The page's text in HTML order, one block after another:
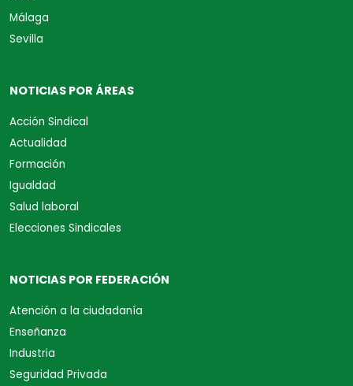
Málaga
Sevilla
NOTICIAS POR ÁREAS
Acción Sindical
Actualidad
Formación
Igualdad
Salud laboral
Elecciones Sindicales
NOTICIAS POR FEDERACIÓN
Atención a la ciudadanía
Enseñanza
Industria
Seguridad Privada